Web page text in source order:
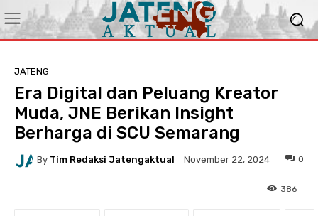
JATENG
Era Digital dan Peluang Kreator
Muda, JNE Berikan Insight
Berharga di SCU Semarang
By Tim Redaksi Jatengaktual November 22, 2024 0
386